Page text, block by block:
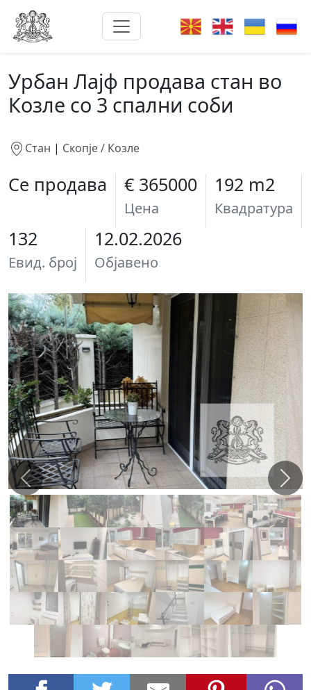
Урбан Лајф продава стан во
Козле со 3 спални соби
Стан | Скопје / Козле
Се продава € 365000
Цена
192 m2
Квадратура
132
Евид. број
12.02.2026
Објавено